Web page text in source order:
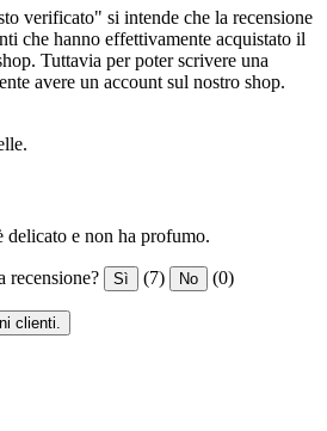
verificato" si intende che la recensione
che hanno effettivamente acquistato il
Tuttavia per poter scrivere una
avere un account sul nostro shop.
delicato e non ha profumo.
recensione? Sì (7) No (0)
clienti.